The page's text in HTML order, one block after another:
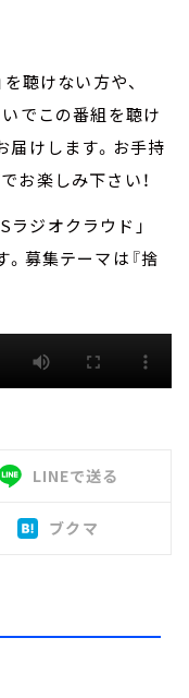
聴けない方や、
でこの番組を聴け
届けします。お手持
お楽しみ下さい！
ジオクラウド」
募集テーマは『捨
LINEで送る
ブクマ